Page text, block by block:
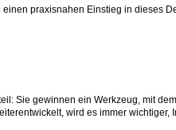
einen praxisnahen Einstieg in dieses
Sie gewinnen ein Werkzeug, mit
wird es immer